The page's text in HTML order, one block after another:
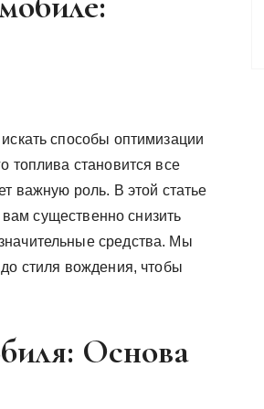
способы оптимизации
топлива становится все
важную роль. В этой статье
существенно снизить
средства. Мы
стиля вождения, чтобы
Основа